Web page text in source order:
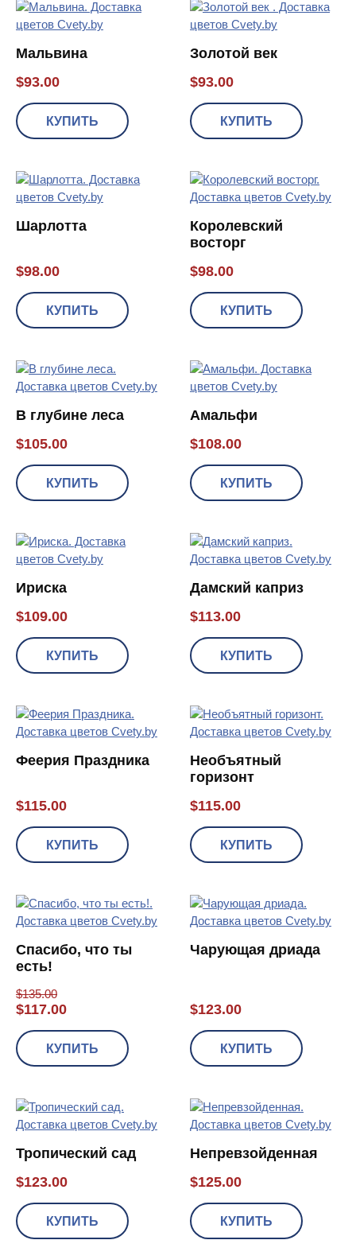
Мальвина
$93.00
КУПИТЬ
Золотой век
$93.00
КУПИТЬ
Шарлотта
$98.00
КУПИТЬ
Королевский
восторг
$98.00
КУПИТЬ
В глубине леса
$105.00
КУПИТЬ
Амальфи
$108.00
КУПИТЬ
Ириска
$109.00
КУПИТЬ
Дамский каприз
$113.00
КУПИТЬ
Феерия Праздника
$115.00
КУПИТЬ
Необъятный
горизонт
$115.00
КУПИТЬ
Спасибо, что ты
есть!
$135.00
$117.00
КУПИТЬ
Чарующая дриада
$123.00
КУПИТЬ
Тропический сад
$123.00
КУПИТЬ
Непревзойденная
$125.00
КУПИТЬ